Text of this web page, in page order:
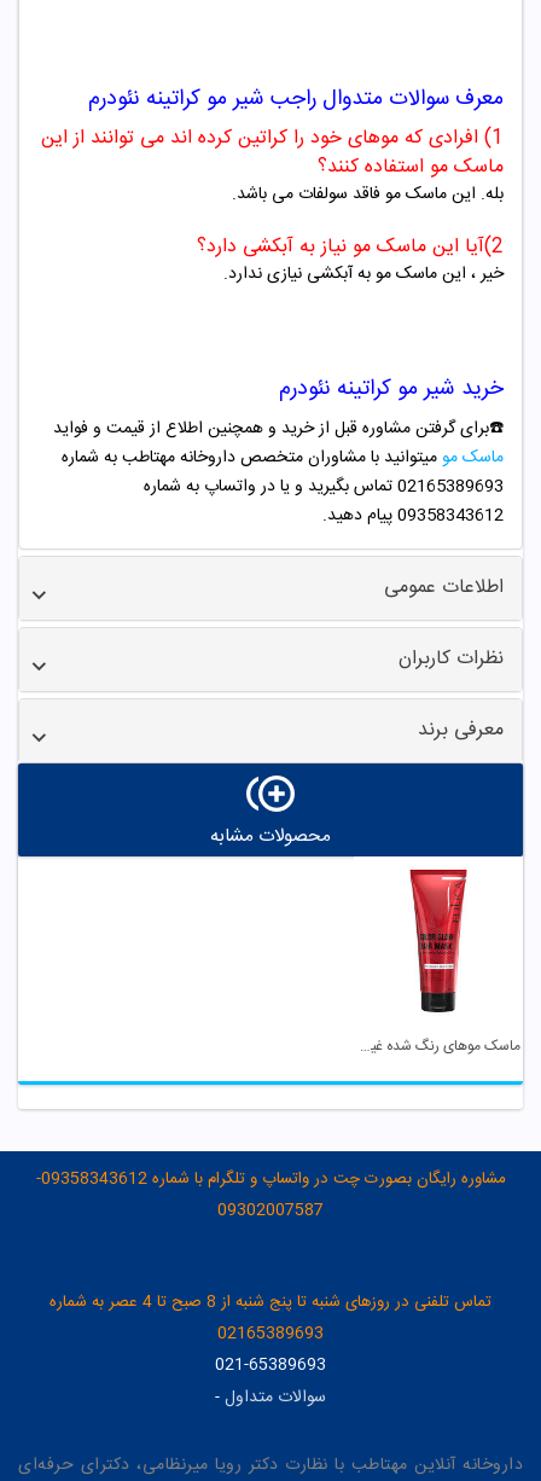
معرف سوالات متدوال راجب شیر مو کراتینه نئودرم
1) افرادی که موهای خود را کراتین کرده اند می توانند از این
ماسک مو استفاده کنند؟
بله. این ماسک مو فاقد سولفات می باشد.
2)آیا این ماسک مو نیاز به آبکشی دارد؟
خیر ، این ماسک مو به آبکشی نیازی ندارد.
خرید شیر مو کراتینه نئودرم
☎️برای گرفتن مشاوره قبل از خرید و همچنین اطلاع از قیمت و فواید
ماسک مو میتوانید با مشاوران متخصص داروخانه مهتاطب به شماره
02165389693 تماس بگیرید و یا در واتساپ به شماره
09358343612 پیام دهید.
اطلاعات عمومی
نظرات کاربران
معرفی برند
محصولات مشابه
ماسک موهای رنگ شده غیر آبکشی فولیکا
مشاوره رایگان بصورت چت در واتساپ و تلگرام با شماره 09358343612-
09302007587
تماس تلفنی در روزهای شنبه تا پنج شنبه از 8 صبح تا 4 عصر به شماره
02165389693
021-65389693
سوالات متداول-
داروخانه آنلاین مهتاطب با نظارت دکتر رویا میرنظامی، دکترای حرفه‌ای